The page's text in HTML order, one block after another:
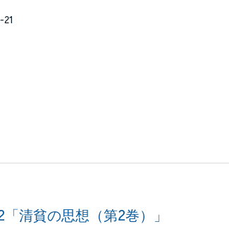
清貧の思想（第2巻）」